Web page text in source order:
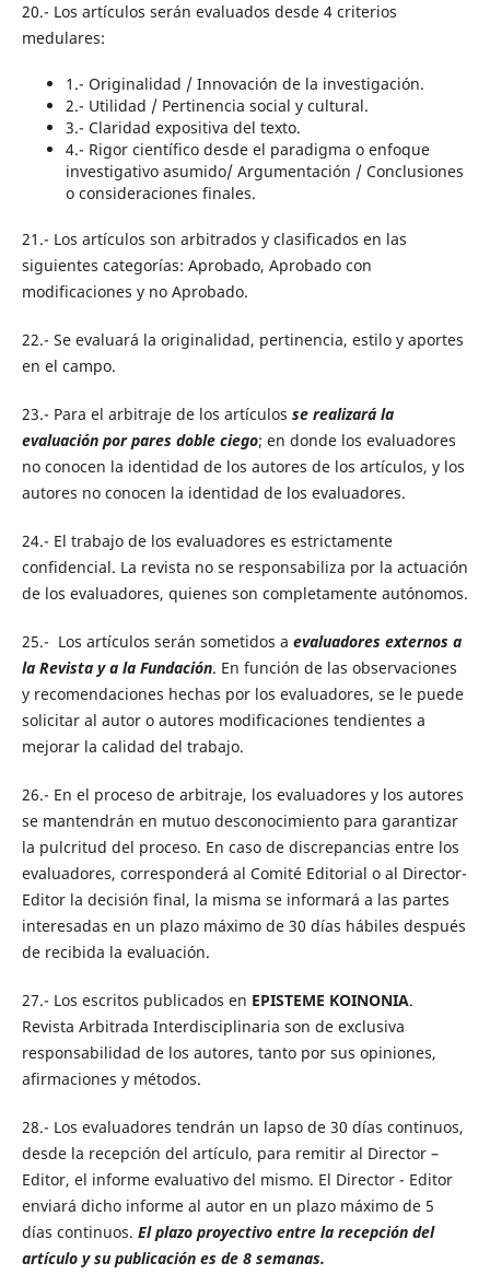
20.- Los artículos serán evaluados desde 4 criterios
medulares:
1.- Originalidad / Innovación de la investigación.
2.- Utilidad / Pertinencia social y cultural.
3.- Claridad expositiva del texto.
4.- Rigor científico desde el paradigma o enfoque
investigativo asumido/ Argumentación / Conclusiones
o consideraciones finales.
21.- Los artículos son arbitrados y clasificados en las
siguientes categorías: Aprobado, Aprobado con
modificaciones y no Aprobado.
22.- Se evaluará la originalidad, pertinencia, estilo y aportes
en el campo.
23.- Para el arbitraje de los artículos se realizará la
evaluación por pares doble ciego; en donde los evaluadores
no conocen la identidad de los autores de los artículos, y los
autores no conocen la identidad de los evaluadores.
24.- El trabajo de los evaluadores es estrictamente
confidencial. La revista no se responsabiliza por la actuación
de los evaluadores, quienes son completamente autónomos.
25.- Los artículos serán sometidos a evaluadores externos a
la Revista y a la Fundación. En función de las observaciones
y recomendaciones hechas por los evaluadores, se le puede
solicitar al autor o autores modificaciones tendientes a
mejorar la calidad del trabajo.
26.- En el proceso de arbitraje, los evaluadores y los autores
se mantendrán en mutuo desconocimiento para garantizar
la pulcritud del proceso. En caso de discrepancias entre los
evaluadores, corresponderá al Comité Editorial o al Director-
Editor la decisión final, la misma se informará a las partes
interesadas en un plazo máximo de 30 días hábiles después
de recibida la evaluación.
27.- Los escritos publicados en EPISTEME KOINONIA.
Revista Arbitrada Interdisciplinaria son de exclusiva
responsabilidad de los autores, tanto por sus opiniones,
afirmaciones y métodos.
28.- Los evaluadores tendrán un lapso de 30 días continuos,
desde la recepción del artículo, para remitir al Director –
Editor, el informe evaluativo del mismo. El Director - Editor
enviará dicho informe al autor en un plazo máximo de 5
días continuos. El plazo proyectivo entre la recepción del
artículo y su publicación es de 8 semanas.